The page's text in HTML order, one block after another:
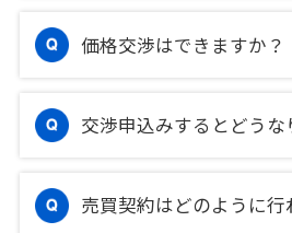
価格交渉はできますか？
交渉申込みするとどうな
売買契約はどのように行